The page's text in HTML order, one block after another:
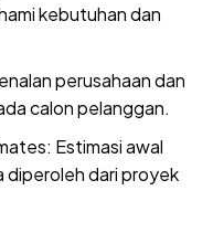
kebutuhan dan
perusahaan dan
calon pelanggan.
Estimasi awal
diperoleh dari proyek